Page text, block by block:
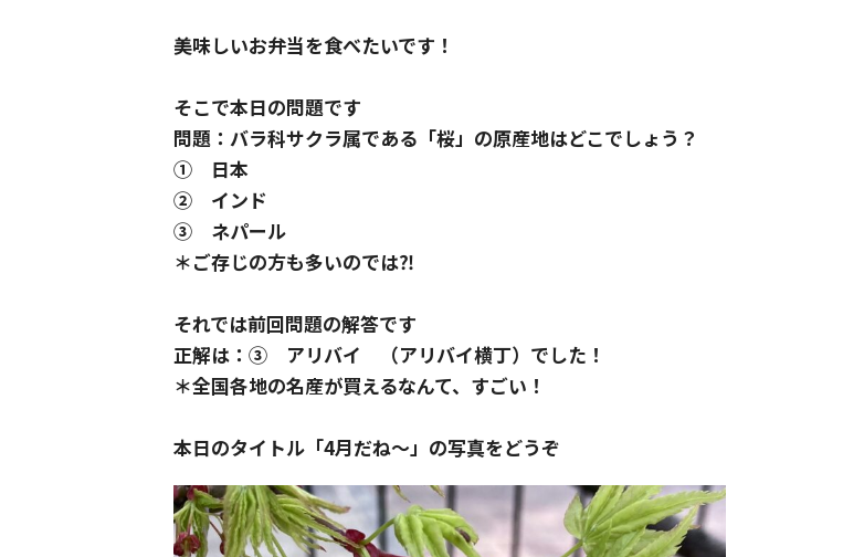
美味しいお弁当を食べたいです！
そこで本日の問題です
問題：バラ科サクラ属である「桜」の原産地はどこでしょう？
① 日本
② インド
③ ネパール
＊ご存じの方も多いのでは⁈
それでは前回問題の解答です
正解は：③ アリバイ （アリバイ横丁）でした！
＊全国各地の名産が買えるなんて、すごい！
本日のタイトル「4月だね～」の写真をどうぞ